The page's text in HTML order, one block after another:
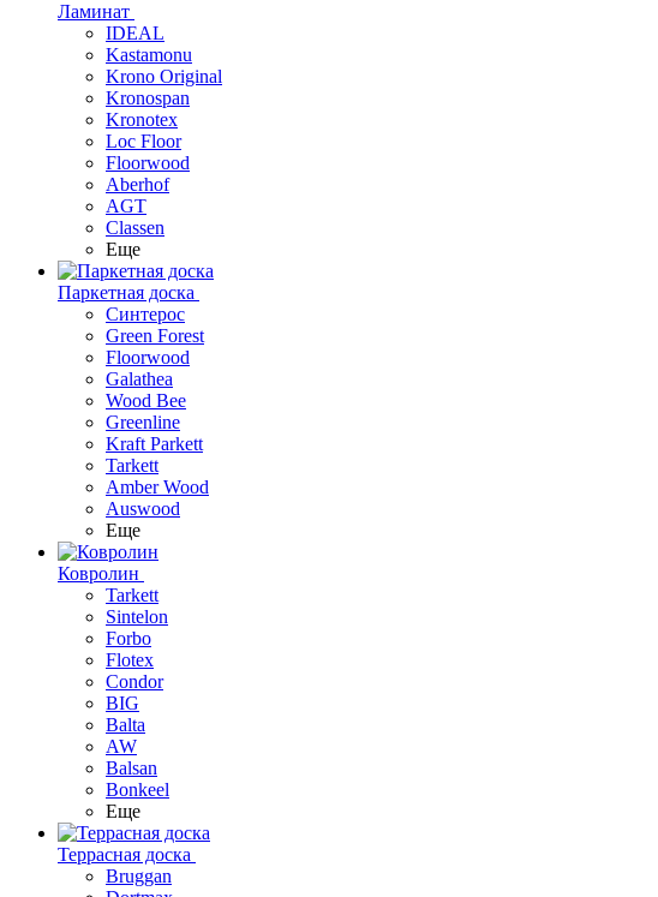
Ламинат
IDEAL
Kastamonu
Krono Original
Kronospan
Kronotex
Loc Floor
Floorwood
Aberhof
AGT
Classen
Еще
Паркетная доска
Синтерос
Green Forest
Floorwood
Galathea
Wood Bee
Greenline
Kraft Parkett
Tarkett
Amber Wood
Auswood
Еще
Ковролин
Tarkett
Sintelon
Forbo
Flotex
Condor
BIG
Balta
AW
Balsan
Bonkeel
Еще
Террасная доска
Bruggan